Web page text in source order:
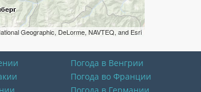
Geographic, DeLorme, NAVTEQ, and Esri
Погода в Венгрии
Погода во Франции